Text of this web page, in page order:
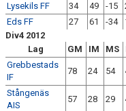
Lysekils FF
34 49 -15
Eds FF
27 61 -34
Div4 2012
Lag
GM IM MS
Grebbestads
IF
78 24 54
Stångenäs
AIS
57 28 29